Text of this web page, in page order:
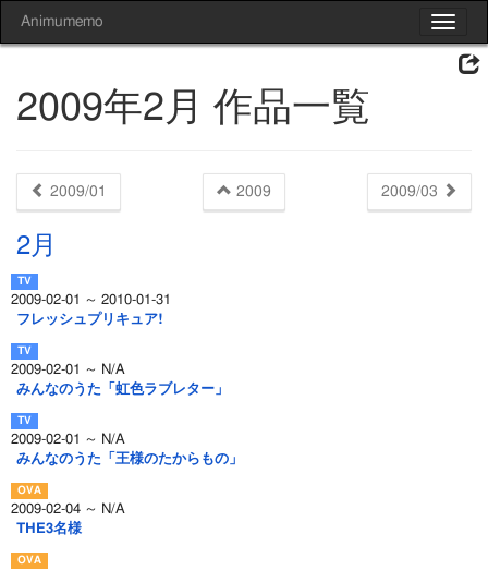
Toggle
Animumemo
2009年2月 作品一覧
2009/01 2009 2009/03
2月
2009-02-01 ～ 2010-01-31
フレッシュプリキュア!
2009-02-01 ～ N/A
みんなのうた「虹色ラブレター」
2009-02-01 ～ N/A
みんなのうた「王様のたからもの」
2009-02-04 ～ N/A
THE3名様